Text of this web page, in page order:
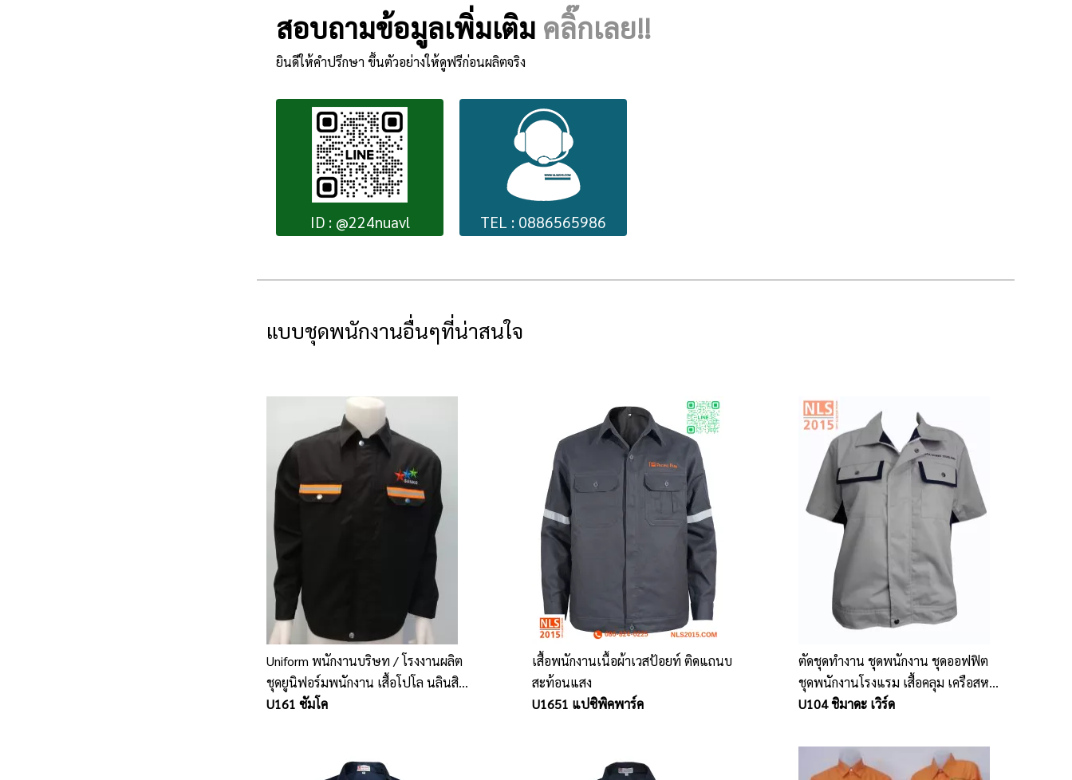
สอบถามข้อมูลเพิ่มเติม คลิ๊กเลย!!
ยินดีให้คำปรึกษา ขึ้นตัวอย่างให้ดูฟรีก่อนผลิตจริง
ID : @224nuavl TEL : 0886565986
แบบชุดพนักงานอื่นๆที่น่าสนใจ
Uniform พนักงานบริษท / โรงงานผลิต
ชุดยูนิฟอร์มพนักงาน เสื้อโปโล นลินสิริ
ชลบุรี
U161 ซัมโค
เสื้อพนักงานเนื้อผ้าเวสป้อยท์ ติดแถนบ
สะท้อนแสง
U1651 แปซิพิคพาร์ค
ตัดชุดทำงาน ชุดพนักงาน ชุดออฟฟิต
ชุดพนักงานโรงแรม เสื้อคลุม เครือสห
พัฒน์ ศรีราชา ชลบุรี
U104 ชิมาดะ เวิร์ด